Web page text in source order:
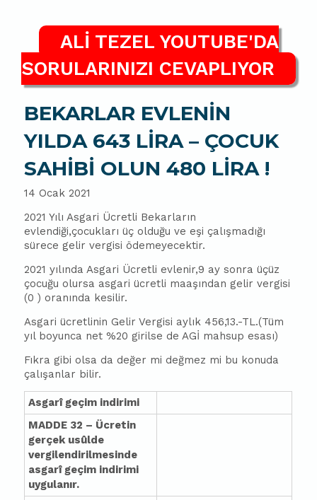
ALİ TEZEL YOUTUBE'DA
SORULARINIZI CEVAPLIYOR
BEKARLAR EVLENİN
YILDA 643 LİRA – ÇOCUK
SAHİBİ OLUN 480 LİRA !
14 Ocak 2021
2021 Yılı Asgari Ücretli Bekarların
evlendiği,çocukları üç olduğu ve eşi çalışmadığı
sürece gelir vergisi ödemeyecektir.
2021 yılında Asgari Ücretli evlenir,9 ay sonra üçüz
çocuğu olursa asgari ücretli maaşından gelir vergisi
(0 ) oranında kesilir.
Asgari ücretlinin Gelir Vergisi aylık 456,13.-TL.(Tüm
yıl boyunca net %20 girilse de AGİ mahsup esası)
Fıkra gibi olsa da değer mi değmez mi bu konuda
çalışanlar bilir.
Asgarî geçim indirimi
MADDE 32 – Ücretin
gerçek usûlde
vergilendirilmesinde
asgarî geçim indirimi
uygulanır.